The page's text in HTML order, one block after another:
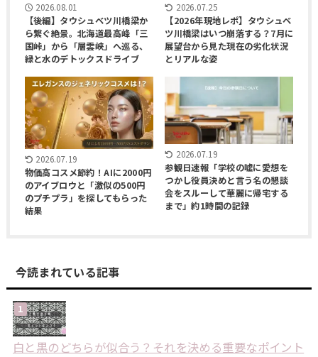
2026.08.01
【後編】タウシュベツ川橋梁か
ら繋ぐ絶景。北海道最高峰「三
国峠」から「層雲峡」へ巡る、
緑と水のデトックスドライブ
2026.07.25
【2026年現地レポ】タウシュベ
ツ川橋梁はいつ崩落する？7月に
展望台から見た現在の劣化状況
とリアルな姿
2026.07.19
物価高コスメ節約！AIに2000円
のアイブロウと「激似の500円
のプチプラ」を探してもらった
結果
2026.07.19
参観日速報「学校の嘘に愛想を
つかし役員決めと言う名の懇談
会をスルーして華麗に帰宅する
まで」約1時間の記録
今読まれている記事
白と黒のどちらが似合う？それを決める重要なポイント